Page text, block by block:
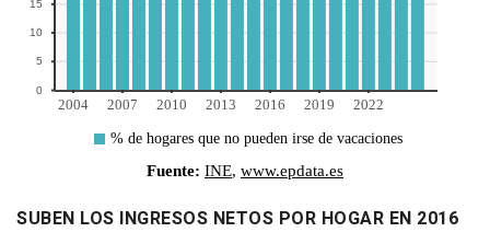
SUBEN LOS INGRESOS NETOS POR HOGAR EN 2016